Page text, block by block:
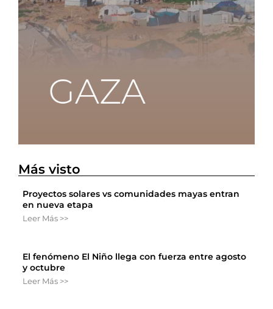
Más visto
Proyectos solares vs comunidades mayas entran
en nueva etapa
Leer Más >>
El fenómeno El Niño llega con fuerza entre agosto
y octubre
Leer Más >>